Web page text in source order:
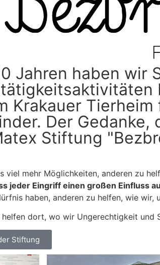
Jahren haben
Krakauer
Der
Stiftung
viel mehr Möglichkeiten, anderen zu
jeder Eingriff einen großen Einfluss
haben, anderen zu helfen, wie
dort, wo wir Ungerechtigkeit und
Stiftung